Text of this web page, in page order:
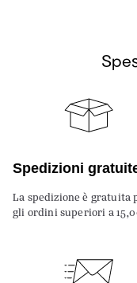
Spedizioni
La spedizione è gratuita
gli ordini superiori a